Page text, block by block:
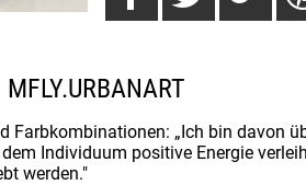
MFLY.URBANART
Farbkombinationen: „Ich bin davon
Individuum positive Energie
werden."